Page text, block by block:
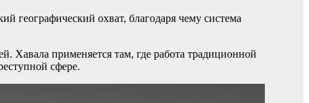
географический охват, благодаря чему система
Хавала применяется там, где работа традиционной
сфере.